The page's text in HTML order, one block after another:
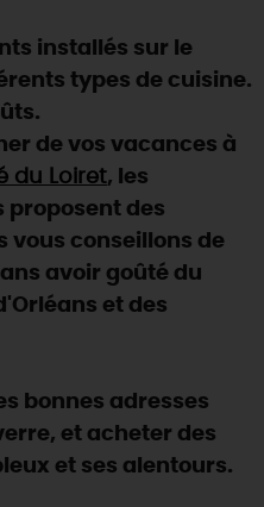
ACTIVITÉS
DE VIVRE
de la Faïencerie de
Baludik🕵️
de festivals 🎉
la nature en 2026
dans le Loiret !
"Loiret au fil de l'eau"
?
installés sur le
types de cuisine.
de vos vacances à
du Loiret, les
proposent des
vous conseillons de
avoir goûté du
et des
bonnes adresses
et acheter des
et ses alentours.